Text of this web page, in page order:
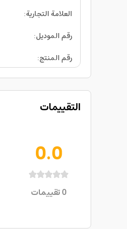
العلامة التجارية:
رقم الموديل:
رقم المنتج:
التقييمات
0.0
0تقييمات